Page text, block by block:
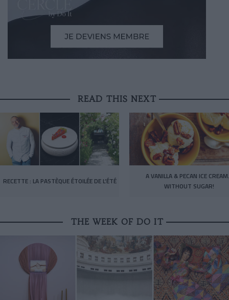
READ THIS NEXT
RECETTE : LA PASTÈQUE ÉTOILÉE DE L’ÉTÉ
A VANILLA & PECAN ICE
WITHOUT SUGAR!
THE WEEK OF DO IT